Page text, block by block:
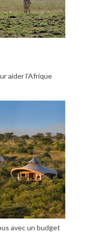
aider l’Afrique
avec un budget